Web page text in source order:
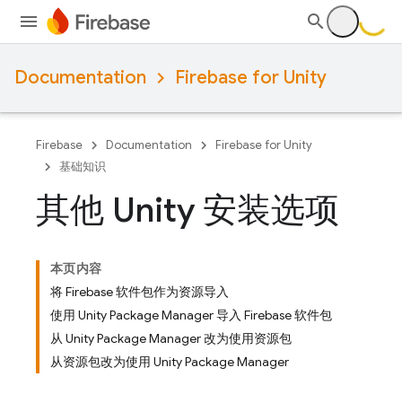
Documentation Firebase for Unity
Firebase Documentation
Firebase for Unity
基础知识
其他 Unity 安装选项
本页内容
将 Firebase 软件包作为资源导入
使用 Unity Package Manager 导入 Firebase 软件包
从 Unity Package Manager 改为使用资源包
从资源包改为使用 Unity Package Manager